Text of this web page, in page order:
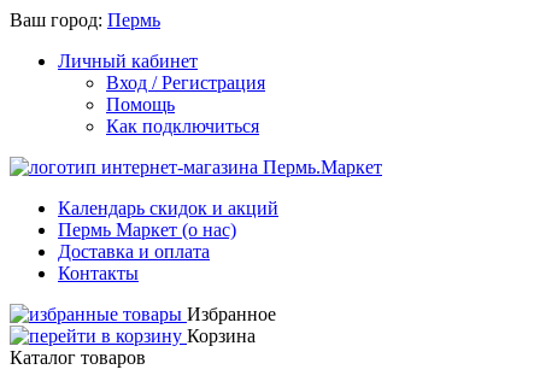
Ваш город: Пермь
Личный кабинет
Вход / Регистрация
Помощь
Как подключиться
Календарь скидок и акций
Пермь Маркет (о нас)
Доставка и оплата
Контакты
Избранное
Корзина
Каталог товаров